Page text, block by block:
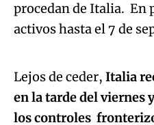
procedan de Italia. En
activos hasta el 7 de
Algo
An error occurred,
Try
Lejos de ceder, Italia
en la tarde del viernes
los controles